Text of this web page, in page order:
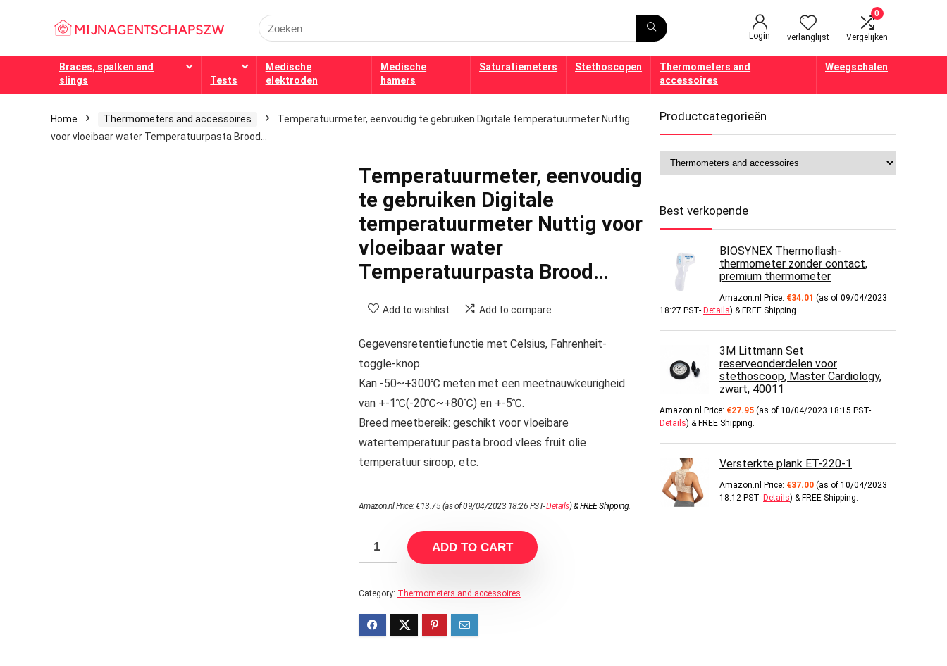
Search
for:
Login verlanglijst
0
Vergelijken
Braces, spalken and
slings
Tests
Medische
elektroden
Medische
hamers
Saturatiemeters Stethoscopen
Thermometers and
accessoires
Weegschalen
Home Thermometers and accessoires
Temperatuurmeter, eenvoudig te gebruiken Digitale temperatuurmeter Nuttig
voor vloeibaar water Temperatuurpasta Brood…
Temperatuurmeter, eenvoudig
te gebruiken Digitale
temperatuurmeter Nuttig voor
vloeibaar water
Temperatuurpasta Brood…
Add to wishlist Add to compare
Gegevensretentiefunctie met Celsius, Fahrenheit-
toggle-knop.
Kan -50~+300℃ meten met een meetnauwkeurigheid
van +-1℃(-20℃~+80℃) en +-5℃.
Breed meetbereik: geschikt voor vloeibare
watertemperatuur pasta brood vlees fruit olie
temperatuur siroop, etc.
Amazon.nl Price:€13.75(as of 09/04/2023 18:26 PST-Details)&FREE Shipping.
ADD TO CART
Category: Thermometers and accessoires
Productcategorieën
Best verkopende
BIOSYNEX Thermoflash-
thermometer zonder contact,
premium thermometer
Amazon.nl Price: €34.01 (as of 09/04/2023
18:27 PST- Details) & FREE Shipping.
3M Littmann Set
reserveonderdelen voor
stethoscoop, Master Cardiology,
zwart, 40011
Amazon.nl Price: €27.95 (as of 10/04/2023 18:15 PST-
Details) & FREE Shipping.
Versterkte plank ET-220-1
Amazon.nl Price: €37.00 (as of 10/04/2023
18:12 PST- Details) & FREE Shipping.